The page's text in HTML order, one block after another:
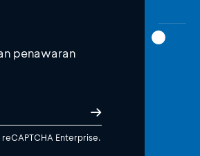
penawaran
Enterprise.